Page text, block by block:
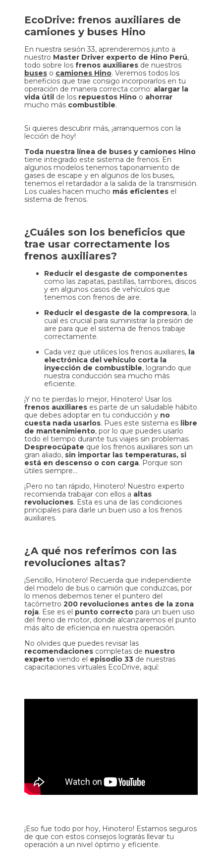
EcoDrive: frenos auxiliares de
camiones y buses Hino
En nuestra sesión 33, aprenderemos junto a
nuestro Master Driver experto de Hino Perú,
todo sobre los frenos auxiliares de nuestros
buses o camiones Hino. Veremos todos los
beneficios que trae consigo incorporarlos en tu
operación de manera correcta como: alargar la
vida útil de los repuestos Hino o ahorrar
mucho más combustible.
Si quieres descubrir más, ¡arranquemos con la
lección de hoy!
Toda nuestra línea de buses y camiones Hino
tiene integrado este sistema de frenos. En
algunos modelos tenemos taponamiento de
gases de escape y en algunos de los buses,
tenemos el retardador a la salida de la transmisión.
Los cuales hacen mucho más eficientes el
sistema de frenos.
¿Cuáles son los beneficios que
trae usar correctamente los
frenos auxiliares?
Reducir el desgaste de componentes
como las zapatas, pastillas, tambores, discos
y en algunos casos de vehículos que
tenemos con frenos de aire.
Reducir el desgaste de la compresora, la
cual es crucial para suministrar la presión de
aire para que el sistema de frenos trabaje
correctamente.
Cada vez que utilices los frenos auxiliares, la
electrónica del vehículo corta la
inyección de combustible, logrando que
nuestra conducción sea mucho más
eficiente.
¡Y no te pierdas lo mejor, Hinotero! Usar los
frenos auxiliares es parte de un saludable hábito
que debes adoptar en tu conducción y no
cuesta nada usarlos. Pues este sistema es libre
de mantenimiento, por lo que puedes usarlo
todo el tiempo durante tus viajes sin problemas.
Despreocúpate que los frenos auxiliares son un
gran aliado, sin importar las temperaturas, si
está en descenso o con carga. Porque son
útiles siempre...
¡Pero no tan rápido, Hinotero! Nuestro experto
recomienda trabajar con ellos a altas
revoluciones. Esta es una de las condiciones
principales para darle un buen uso a los frenos
auxiliares.
¿A qué nos referimos con las
revoluciones altas?
¡Sencillo, Hinotero! Recuerda que independiente
del modelo de bus o camión que conduzcas, por
lo menos debemos tener el puntero del
tacómetro 200 revoluciones antes de la zona
roja. Ese es el punto correcto para un buen uso
del freno de motor, donde alcanzaremos el punto
más alto de eficiencia en nuestra operación.
No olvides que puedes revisar las
recomendaciones completas de nuestro
experto viendo el episodio 33 de nuestras
capacitaciones virtuales EcoDrive, aquí:
¡Eso fue todo por hoy, Hinotero! Estamos seguros
de que con estos consejos lograrás llevar tu
operación a un nivel óptimo y eficiente.